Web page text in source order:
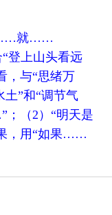
……就……
登上山头看远
，与“思绪万
土”和“调节气
（2）“明天是
，用“如果……